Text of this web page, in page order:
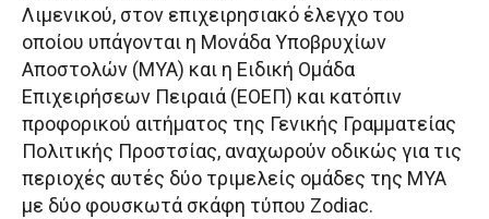
Λιμενικού, στον επιχειρησιακό έλεγχο του
οποίου υπάγονται η Μονάδα Υποβρυχίων
Αποστολών (ΜΥΑ) και η Ειδική Ομάδα
Επιχειρήσεων Πειραιά (ΕΟΕΠ) και κατόπιν
προφορικού αιτήματος της Γενικής Γραμματείας
Πολιτικής Προστσίας, αναχωρούν οδικώς για τις
περιοχές αυτές δύο τριμελείς ομάδες της ΜΥΑ
με δύο φουσκωτά σκάφη τύπου Zodiac.